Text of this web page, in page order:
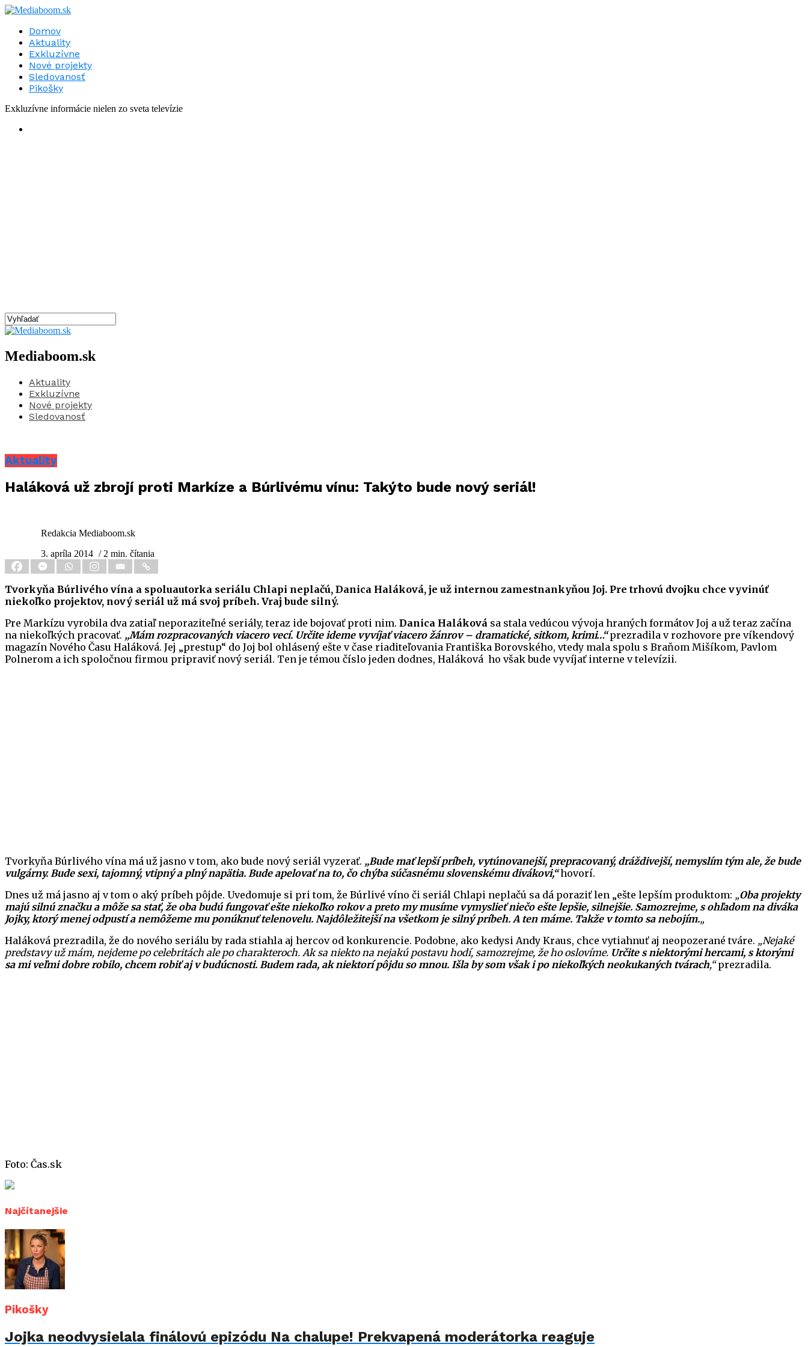
Domov
Aktuality
Exkluzívne
Nové projekty
Sledovanosť
Pikošky
Exkluzívne informácie nielen zo sveta televízie
Mediaboom.sk
Aktuality
Exkluzívne
Nové projekty
Sledovanosť
Aktuality
Haláková už zbrojí proti Markíze a Búrlivému vínu: Takýto bude nový seriál!
Redakcia Mediaboom.sk
3. apríla 2014 / 2 min. čítania
Tvorkyňa Búrlivého vína a spoluautorka seriálu Chlapi neplačú, Danica Haláková, je už internou zamestnankyňou Joj. Pre trhovú dvojku chce vyvinúť
niekoľko projektov, nový seriál už má svoj príbeh. Vraj bude silný.
Pre Markízu vyrobila dva zatiaľ neporaziteľné seriály, teraz ide bojovať proti nim. Danica Haláková sa stala vedúcou vývoja hraných formátov Joj a už teraz začína
na niekoľkých pracovať. „Mám rozpracovaných viacero vecí. Určite ideme vyvíjať viacero žánrov – dramatické, sitkom, krimi…“ prezradila v rozhovore pre víkendový
magazín Nového Času Haláková. Jej „prestup“ do Joj bol ohlásený ešte v čase riaditeľovania Františka Borovského, vtedy mala spolu s Braňom Mišíkom, Pavlom
Polnerom a ich spoločnou firmou pripraviť nový seriál. Ten je témou číslo jeden dodnes, Haláková ho však bude vyvíjať interne v televízii.
Tvorkyňa Búrlivého vína má už jasno v tom, ako bude nový seriál vyzerať. „Bude mať lepší príbeh, vytúnovanejší, prepracovaný, dráždivejší, nemyslím tým ale, že bude
vulgárny. Bude sexi, tajomný, vtipný a plný napätia. Bude apelovať na to, čo chýba súčasnému slovenskému divákovi,“hovorí.
Dnes už má jasno aj v tom o aký príbeh pôjde. Uvedomuje si pri tom, že Búrlivé víno či seriál Chlapi neplačú sa dá poraziť len „ešte lepším produktom: „Oba projekty
majú silnú značku a môže sa stať, že oba budú fungovať ešte niekoľko rokov a preto my musíme vymyslieť niečo ešte lepšie, silnejšie. Samozrejme, s ohľadom na diváka
Jojky, ktorý menej odpustí a nemôžeme mu ponúknuť telenovelu. Najdôležitejší na všetkom je silný príbeh. A ten máme. Takže v tomto sa nebojím.„
Haláková prezradila, že do nového seriálu by rada stiahla aj hercov od konkurencie. Podobne, ako kedysi Andy Kraus, chce vytiahnuť aj neopozerané tváre. „Nejaké
predstavy už mám, nejdeme po celebritách ale po charakteroch. Ak sa niekto na nejakú postavu hodí, samozrejme, že ho oslovíme. Určite s niektorými hercami, s ktorými
sa mi veľmi dobre robilo, chcem robiť aj v budúcnosti. Budem rada, ak niektorí pôjdu so mnou. Išla by som však i po niekoľkých neokukaných tvárach,“prezradila.
Foto: Čas.sk
Najčítanejšie
Pikošky
Jojka neodvysielala finálovú epizódu Na chalupe! Prekvapená moderátorka reaguje